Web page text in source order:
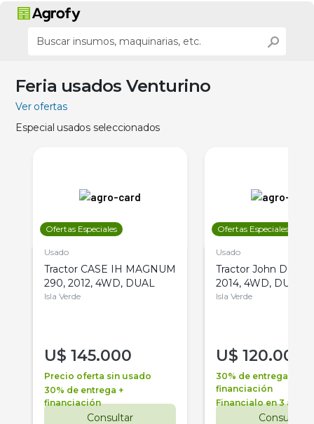
Feria usados Venturino
Ver ofertas
Especial usados seleccionados
Ofertas Especiales
Usado
Tractor CASE IH MAGNUM
290, 2012, 4WD, DUAL
Isla Verde
U$ 145.000
Precio oferta sin usado
30% de entrega +
financiación
Consultar
Ofertas Especiales
Usado
Tractor John Deere
2014, 4WD, DUAL
Isla Verde
U$ 120.000
30% de entrega +
financiación
Financialo en 3 años
Consultar